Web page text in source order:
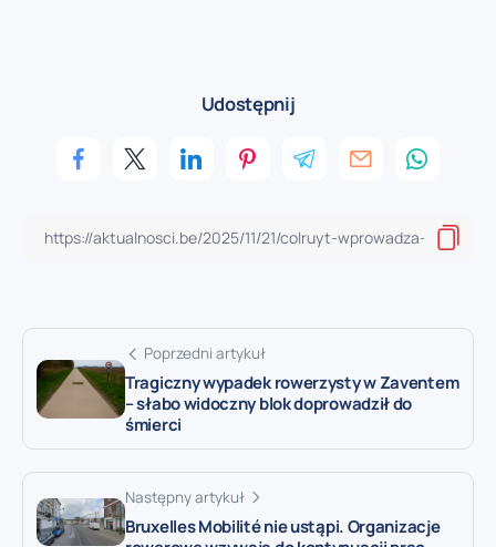
Udostępnij
Poprzedni artykuł
Tragiczny wypadek rowerzysty w Zaventem
– słabo widoczny blok doprowadził do
śmierci
Następny artykuł
Bruxelles Mobilité nie ustąpi. Organizacje